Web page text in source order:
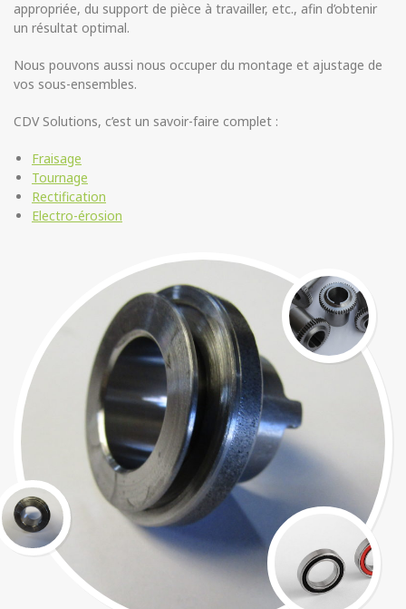
appropriée, du support de pièce à travailler, etc., afin d’obtenir
un résultat optimal.
Nous pouvons aussi nous occuper du montage et ajustage de
vos sous-ensembles.
CDV Solutions, c’est un savoir-faire complet :
Fraisage
Tournage
Rectification
Electro-érosion